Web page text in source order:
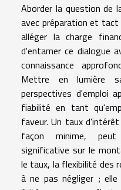
Aborder la question de
avec préparation et tact
alléger la charge
d'entamer ce dialogue
connaissance
Mettre en lumière
perspectives d'emploi
fiabilité en tant
faveur. Un taux
façon minime,
significative sur le
le taux, la flexibilité des
à ne pas négliger ;